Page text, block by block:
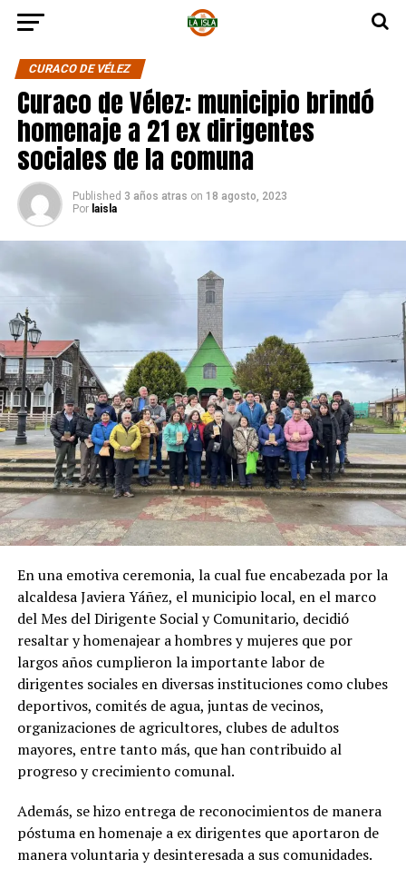
CURACO DE VÉLEZ
Curaco de Vélez: municipio brindó
homenaje a 21 ex dirigentes
sociales de la comuna
Published 3 años atras on 18 agosto, 2023
Por laisla
En una emotiva ceremonia, la cual fue encabezada por la
alcaldesa Javiera Yáñez, el municipio local, en el marco
del Mes del Dirigente Social y Comunitario, decidió
resaltar y homenajear a hombres y mujeres que por
largos años cumplieron la importante labor de
dirigentes sociales en diversas instituciones como clubes
deportivos, comités de agua, juntas de vecinos,
organizaciones de agricultores, clubes de adultos
mayores, entre tanto más, que han contribuido al
progreso y crecimiento comunal.
Además, se hizo entrega de reconocimientos de manera
póstuma en homenaje a ex dirigentes que aportaron de
manera voluntaria y desinteresada a sus comunidades.